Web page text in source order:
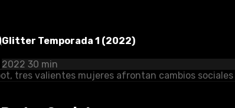
Glitter Temporada 1 (2022)
2022 30 min
tres valientes mujeres afrontan cambios